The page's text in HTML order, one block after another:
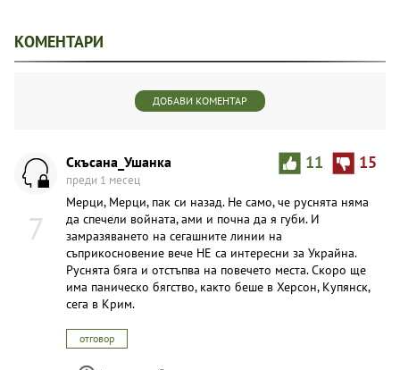
КОМЕНТАРИ
ДОБАВИ КОМЕНТАР
7
11 15
Скъсана_Ушанка
преди 1 месец
Мерци, Мерци, пак си назад. Не само, че руснята няма
да спечели войната, ами и почна да я губи. И
замразяването на сегашните линии на
съприкосновение вече НЕ са интересни за Украйна.
Руснята бяга и отстъпва на повечето места. Скоро ще
има паническо бягство, както беше в Херсон, Купянск,
сега в Крим.
отговор